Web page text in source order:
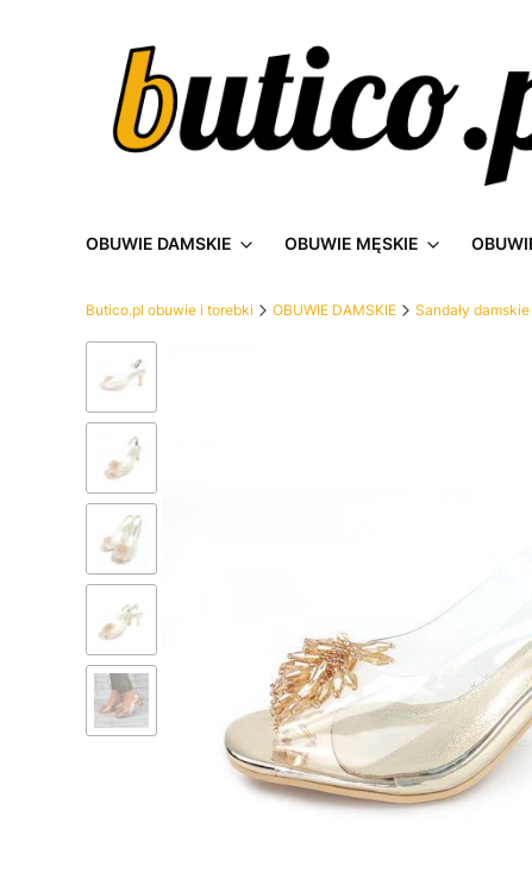
OBUWIE DAMSKIE OBUWIE MĘSKIE
Butico.pl obuwie i torebki OBUWIE DAMSKIE Sandały damskie